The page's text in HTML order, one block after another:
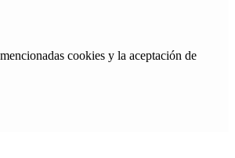
cookies y la aceptación de